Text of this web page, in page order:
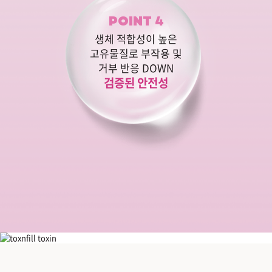
POINT 4
생체 적합성이 높은
고유물질로 부작용 및
거부 반응 DOWN
검증된 안전성